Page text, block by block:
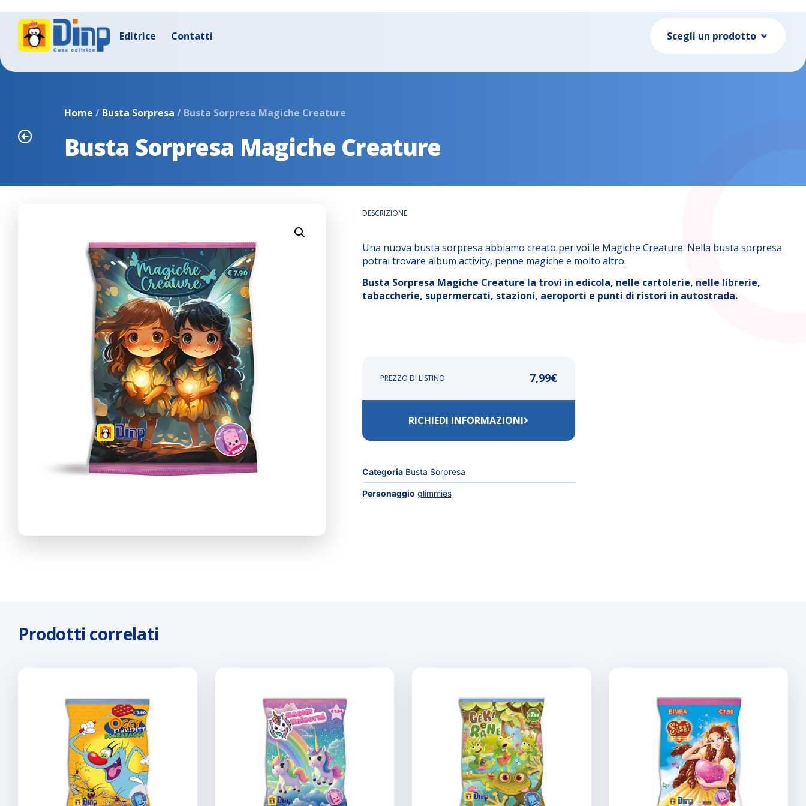
Editrice Contatti Scegli un prodotto
Home / Busta Sorpresa / Busta Sorpresa Magiche Creature
Busta Sorpresa Magiche Creature
DESCRIZIONE
Una nuova busta sorpresa abbiamo creato per voi le Magiche Creature. Nella busta sorpresa
potrai trovare album activity, penne magiche e molto altro.
Busta Sorpresa Magiche Creature la trovi in edicola, nelle cartolerie, nelle librerie,
tabaccherie, supermercati, stazioni, aeroporti e punti di ristori in autostrada.
PREZZO DI LISTINO 7,99€
RICHIEDI INFORMAZIONI
Categoria Busta Sorpresa
Personaggio glimmies
Prodotti correlati